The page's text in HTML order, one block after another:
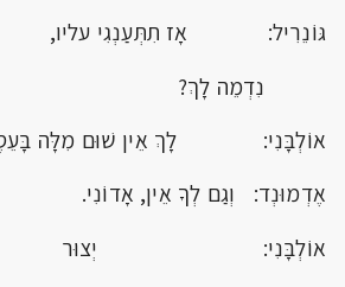
גּוֹנֵרִיל: אָז תִתְּעַנְגִי עליו,
נִדְמֵה לָךְ?
אוֹלְבָּנִי: לָךְ אֵין שׁוּם מִלָּה
אֶדְמוּנְד: וְגַם לְךָ אֵין, אָדוֹנִי.
אוֹלְבָּנִי: יְצוּר